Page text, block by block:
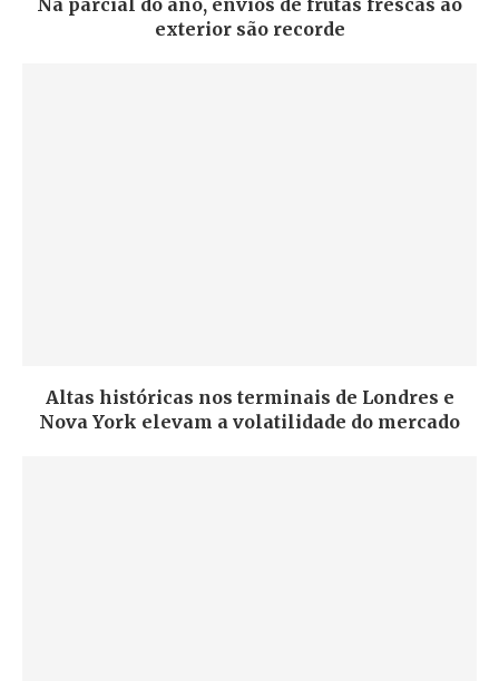
Na parcial do ano, envios de frutas frescas ao
exterior são recorde
Altas históricas nos terminais de Londres e
Nova York elevam a volatilidade do mercado